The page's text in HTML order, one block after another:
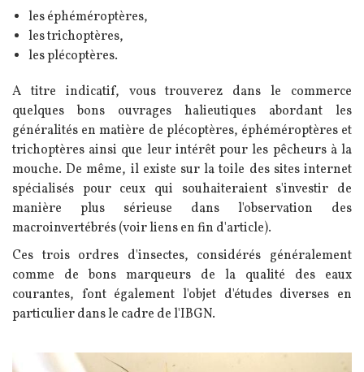
les éphéméroptères,
les trichoptères,
lesplécoptères.
A titre indicatif, vous trouverez dans le commerce
quelques bons ouvrages halieutiques abordant les
généralités en matière de plécoptères, éphéméroptères et
trichoptères ainsi que leur intérêt pour les pêcheurs à la
mouche. De même, il existe sur la toile des sites internet
spécialisés pour ceux qui souhaiteraient s'investir de
manière plus sérieuse dans l'observation des
macroinvertébrés (voir liens en fin d'article).
Ces trois ordres d'insectes, considérés généralement
comme de bons marqueurs de la qualité des eaux
courantes, font également l'objet d'études diverses en
particulier dans le cadre de l'IBGN.
Image